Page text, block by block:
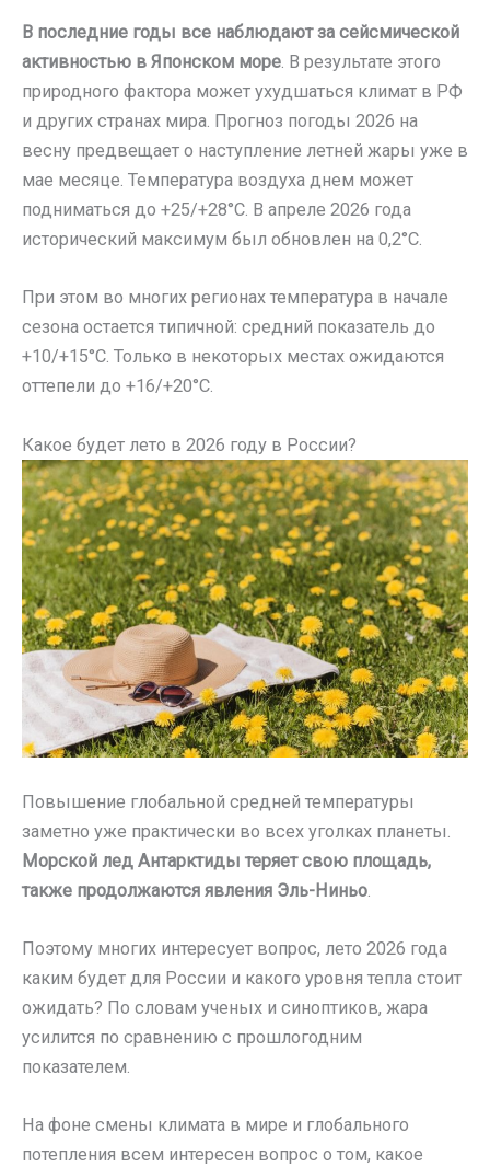
В последние годы все наблюдают за сейсмической
активностью в Японском море. В результате этого
природного фактора может ухудшаться климат в РФ
и других странах мира. Прогноз погоды 2026 на
весну предвещает о наступление летней жары уже в
мае месяце. Температура воздуха днем может
подниматься до +25/+28°C. В апреле 2026 года
исторический максимум был обновлен на 0,2°C.
При этом во многих регионах температура в начале
сезона остается типичной: средний показатель до
+10/+15°C. Только в некоторых местах ожидаются
оттепели до +16/+20°C.
Какое будет лето в 2026 году в России?
Повышение глобальной средней температуры
заметно уже практически во всех уголках планеты.
Морской лед Антарктиды теряет свою площадь,
также продолжаются явления Эль-Ниньо
Поэтому многих интересует вопрос, лето 2026 года
каким будет для России и какого уровня тепла стоит
ожидать? По словам ученых и синоптиков, жара
усилится по сравнению с прошлогодним
показателем.
На фоне смены климата в мире и глобального
потепления всем интересен вопрос о том, какое